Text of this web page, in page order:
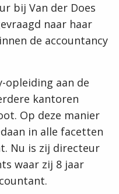
bij Van der Does
naar haar
de accountancy
opleiding aan de
kantoren
Op deze manier
in alle facetten
Nu is zij directeur
waar zij 8 jaar